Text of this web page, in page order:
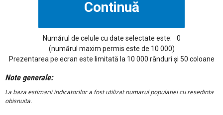
Numărul de celule cu date selectate este:
0
(numărul maxim permis este de 10 000)
Prezentarea pe ecran este limitată la 10 000 rânduri și 50 coloane
Note generale:
La baza estimarii indicatorilor a fost utilizat numarul populatiei cu resedinta
obisnuita.